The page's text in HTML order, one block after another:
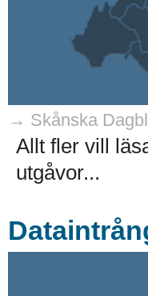
→ Skånska
Allt fler vill
utgåvor...